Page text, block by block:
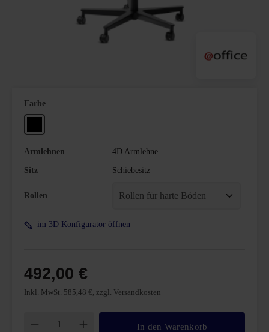
492,00 €
Inkl. MwSt. 585,48 €, zzgl. Versandkosten
Farbeauswählen
Schwarz
Armlehnen 4D Armlehne
Sitz Schiebesitz
Rollen
im 3D Konfigurator öffnen
Produkt Anzahl: Gib den gewünschten
In den Warenkorb